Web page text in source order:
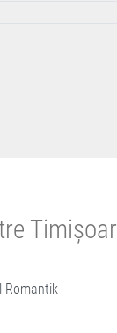
Romantik